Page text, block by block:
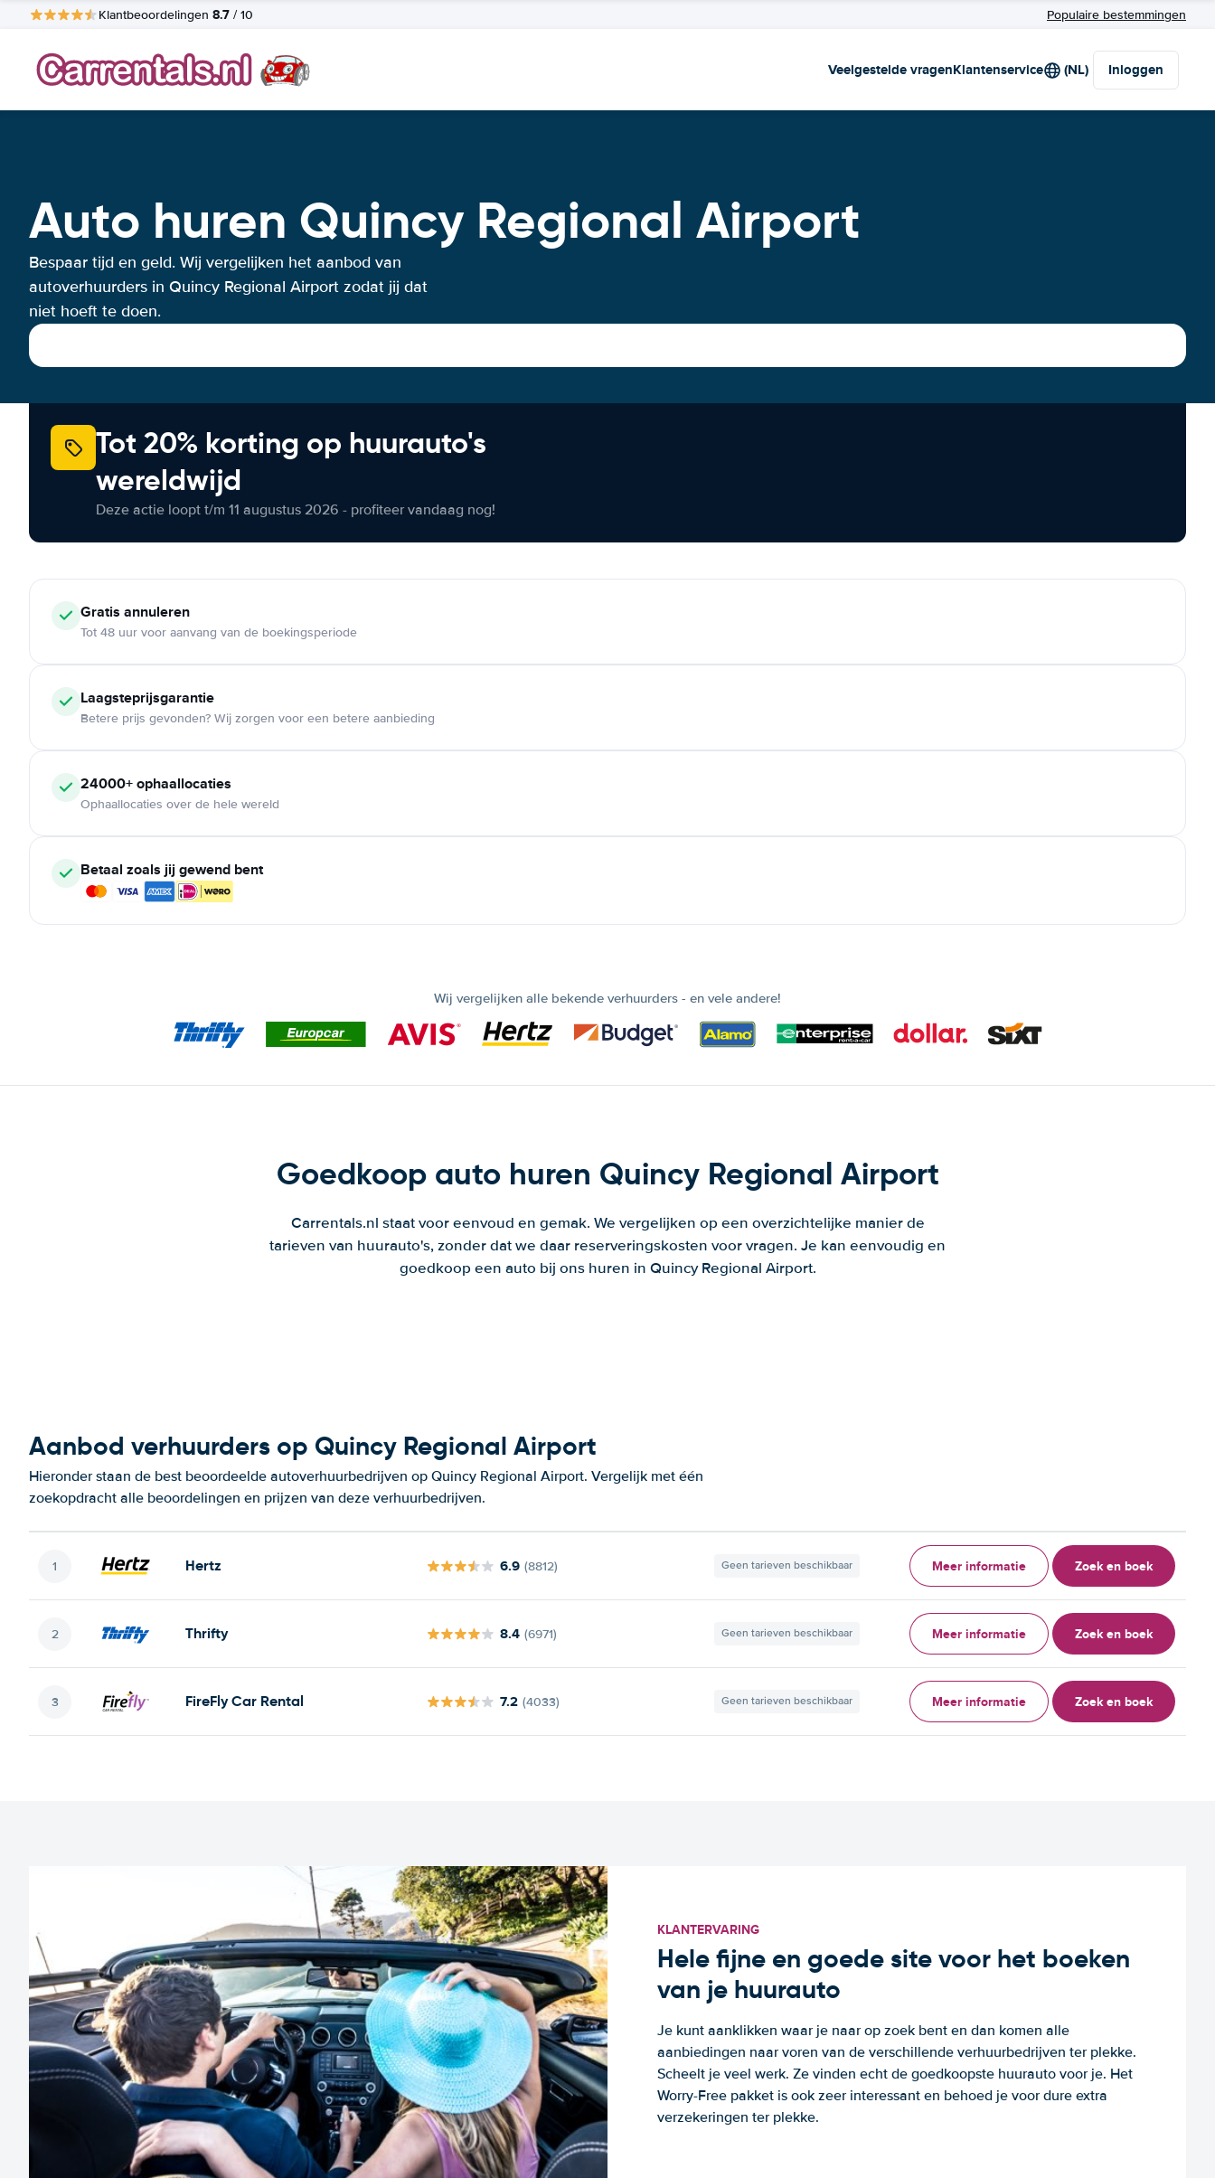
Klantbeoordelingen 8.7 / 10 Populaire bestemmingen
Veelgestelde vragenKlantenservice (NL) Inloggen
Auto huren Quincy Regional Airport
Bespaar tijd en geld. Wij vergelijken het aanbod van
autoverhuurders in Quincy Regional Airport zodat jij dat
niet hoeft te doen.
Tot 20% korting op huurauto's
wereldwijd
Deze actie loopt t/m 11 augustus 2026 - profiteer vandaag nog!
Gratis annuleren
Tot 48 uur voor aanvang van de boekingsperiode
Laagsteprijsgarantie
Betere prijs gevonden? Wij zorgen voor een betere aanbieding
24000+ ophaallocaties
Ophaallocaties over de hele wereld
Betaal zoals jij gewend bent
Wij vergelijken alle bekende verhuurders - en vele andere!
Goedkoop auto huren Quincy Regional Airport
Carrentals.nl staat voor eenvoud en gemak. We vergelijken op een overzichtelijke manier de
tarieven van huurauto's, zonder dat we daar reserveringskosten voor vragen. Je kan eenvoudig en
goedkoop een auto bij ons huren in Quincy Regional Airport.
Aanbod verhuurders op Quincy Regional Airport
Hieronder staan de best beoordeelde autoverhuurbedrijven op Quincy Regional Airport. Vergelijk met één
zoekopdracht alle beoordelingen en prijzen van deze verhuurbedrijven.
Hertz 6.9 (8812) Geen tarieven beschikbaar Meer informatie Zoek en boek
Thrifty 8.4 (6971) Geen tarieven beschikbaar Meer informatie Zoek en boek
FireFly Car Rental 7.2 (4033) Geen tarieven beschikbaar Meer informatie Zoek en boek
KLANTERVARING
Hele fijne en goede site voor het boeken
van je huurauto
Je kunt aanklikken waar je naar op zoek bent en dan komen alle
aanbiedingen naar voren van de verschillende verhuurbedrijven ter plekke.
Scheelt je veel werk. Ze vinden echt de goedkoopste huurauto voor je. Het
Worry-Free pakket is ook zeer interessant en behoed je voor dure extra
verzekeringen ter plekke.